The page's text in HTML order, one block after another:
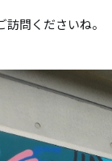
問くださいね。